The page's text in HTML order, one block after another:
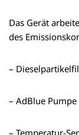
Das Gerät
des
–
– AdBlue Pumpe
– Temperatur-